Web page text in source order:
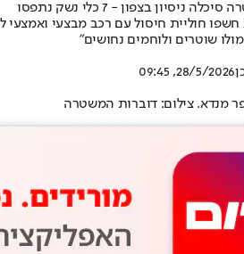
ניסיון בצפון - 7 כלי נשק נתפסו
חשפו חוליית חיסול עם רכב מבצעי
שוטרים ולוחמים נחושים"
28/5/2026, 09:45
מנדא. צילום: דוברות המשטרה